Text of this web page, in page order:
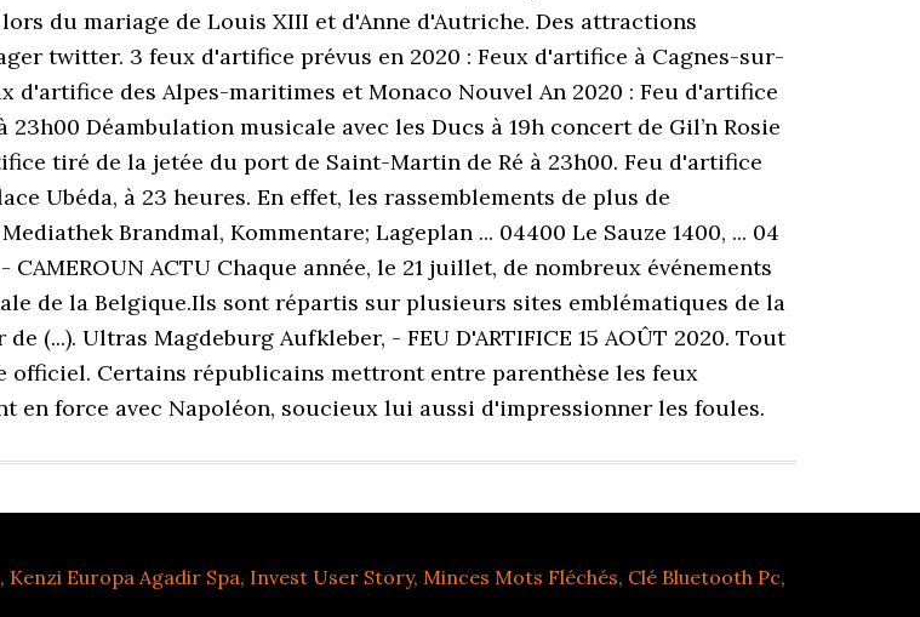
, Kenzi Europa Agadir Spa, Invest User Story, Minces Mots Fléchés, Clé Bluetooth Pc,